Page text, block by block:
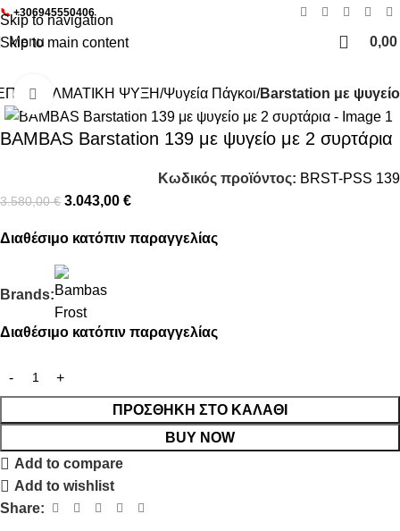
Skip to navigation
Skip to main content
📞 +306945550406
Menu 0,00
ΨΥΞΗ Ψυγεία Πάγκοι Barstation με ψυγείο
Click to enlarge
BAMBAS Barstation 139 με ψυγείο με 2 συρτάρια
Κωδικός προϊόντος: BRST-PSS 139
3.580,00€ 3.043,00 €
Διαθέσιμο κατόπιν παραγγελίας
Brands:
Διαθέσιμο κατόπιν παραγγελίας
ΠΡΟΣΘΉΚΗ ΣΤΟ ΚΑΛΆΘΙ
BUY NOW
Add to compare
Add to wishlist
Share: